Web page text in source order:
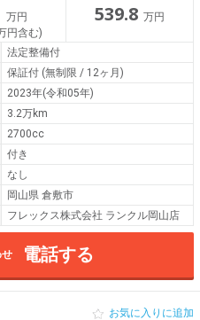
万円
円含む)
539.8 万円
法定整備付
保証付 (無制限 / 12ヶ月)
2023年(令和05年)
3.2万km
2700cc
付き
なし
岡山県 倉敷市
フレックス株式会社 ランクル岡山店
電話する
お気に入りに追加